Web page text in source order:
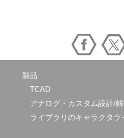
製品
TCAD
アナログ・カスタム設計/
ライブラリのキャラクタ